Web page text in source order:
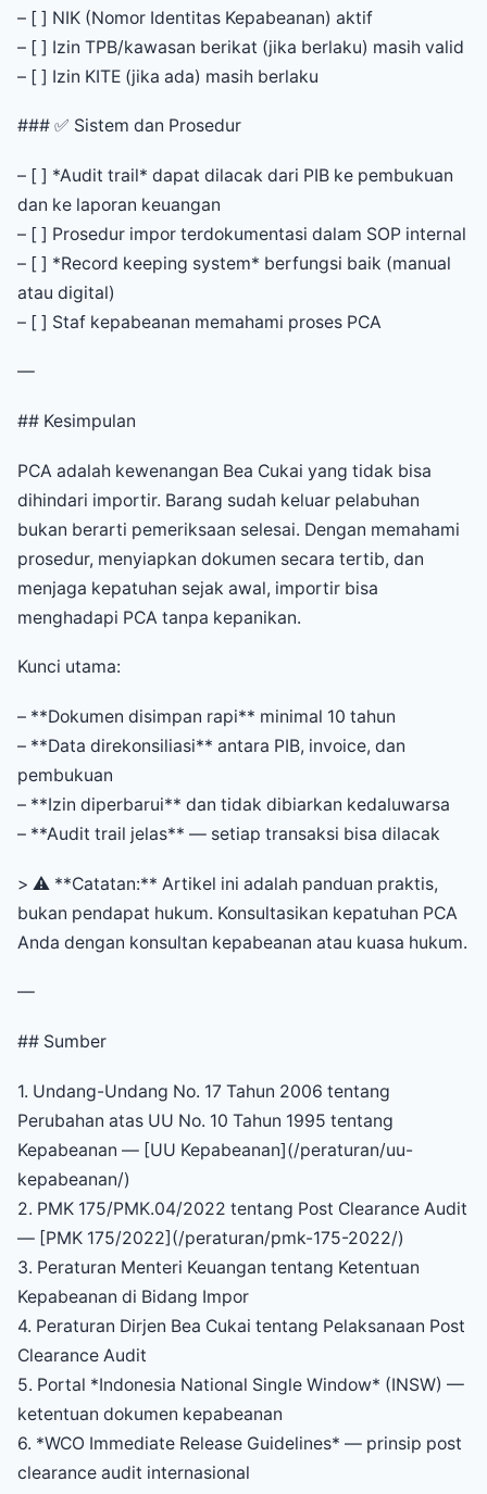
– [ ] NIK (Nomor Identitas Kepabeanan) aktif
– [ ] Izin TPB/kawasan berikat (jika berlaku) masih valid
– [ ] Izin KITE (jika ada) masih berlaku
### ✅ Sistem dan Prosedur
– [ ] *Audit trail* dapat dilacak dari PIB ke pembukuan
dan ke laporan keuangan
– [ ] Prosedur impor terdokumentasi dalam SOP internal
– [ ] *Record keeping system* berfungsi baik (manual
atau digital)
– [ ] Staf kepabeanan memahami proses PCA
—
## Kesimpulan
PCA adalah kewenangan Bea Cukai yang tidak bisa
dihindari importir. Barang sudah keluar pelabuhan
bukan berarti pemeriksaan selesai. Dengan memahami
prosedur, menyiapkan dokumen secara tertib, dan
menjaga kepatuhan sejak awal, importir bisa
menghadapi PCA tanpa kepanikan.
Kunci utama:
– **Dokumen disimpan rapi** minimal 10 tahun
– **Data direkonsiliasi** antara PIB, invoice, dan
pembukuan
– **Izin diperbarui** dan tidak dibiarkan kedaluwarsa
– **Audit trail jelas** — setiap transaksi bisa dilacak
> ⚠️ **Catatan:** Artikel ini adalah panduan praktis,
bukan pendapat hukum. Konsultasikan kepatuhan PCA
Anda dengan konsultan kepabeanan atau kuasa hukum.
—
## Sumber
1. Undang-Undang No. 17 Tahun 2006 tentang
Perubahan atas UU No. 10 Tahun 1995 tentang
Kepabeanan — [UU Kepabeanan](/peraturan/uu-
kepabeanan/)
2. PMK 175/PMK.04/2022 tentang Post Clearance Audit
— [PMK 175/2022](/peraturan/pmk-175-2022/)
3. Peraturan Menteri Keuangan tentang Ketentuan
Kepabeanan di Bidang Impor
4. Peraturan Dirjen Bea Cukai tentang Pelaksanaan Post
Clearance Audit
5. Portal *Indonesia National Single Window* (INSW) —
ketentuan dokumen kepabeanan
6. *WCO Immediate Release Guidelines* — prinsip post
clearance audit internasional